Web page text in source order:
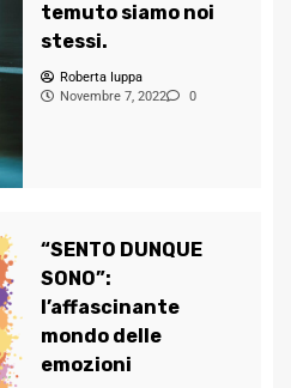
temuto siamo noi
stessi.
Roberta Iuppa
Novembre 7, 2022
0
“SENTO DUNQUE
SONO”:
l’affascinante
mondo delle
emozioni